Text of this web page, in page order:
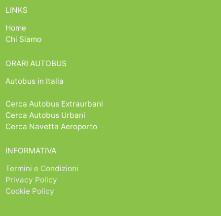
LINKS
Home
Chi Siamo
ORARI AUTOBUS
Autobus in Italia
Cerca Autobus Extraurbani
Cerca Autobus Urbani
Cerca Navetta Aeroporto
INFORMATIVA
Termini e Condizioni
Privacy Policy
Cookie Policy